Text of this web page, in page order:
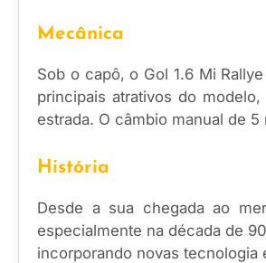
Mecânica
Sob o capô, o Gol 1.6 Mi
principais atrativos do
estrada. O câmbio manual de
História
Desde a sua chegada ao
especialmente na década de
incorporando novas